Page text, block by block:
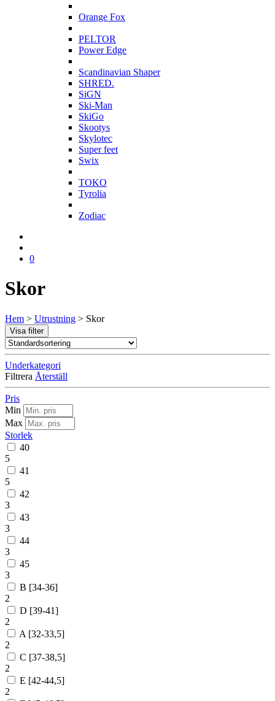
Orange Fox
PELTOR
Power Edge
Scandinavian Shaper
SHRED.
SiGN
Ski-Man
SkiGo
Skootys
Skylotec
Super feet
Swix
TOKO
Tyrolia
Zodiac
0
Skor
Hem > Utrustning > Skor
Visa filter
Underkategori
Filtrera Återställ
Pris
Min
Max
Storlek
40
5
41
5
42
3
43
3
44
3
45
3
B [34-36]
2
D [39-41]
2
A [32-33,5]
2
C [37-38,5]
2
E [42-44,5]
2